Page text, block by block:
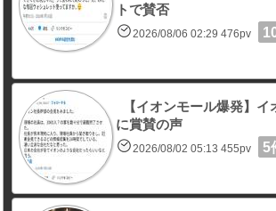
トで賛否
2026/08/06 02:29 476pv
【イオンモール爆発】イ
に賞賛の声
2026/08/02 05:13 455pv 5